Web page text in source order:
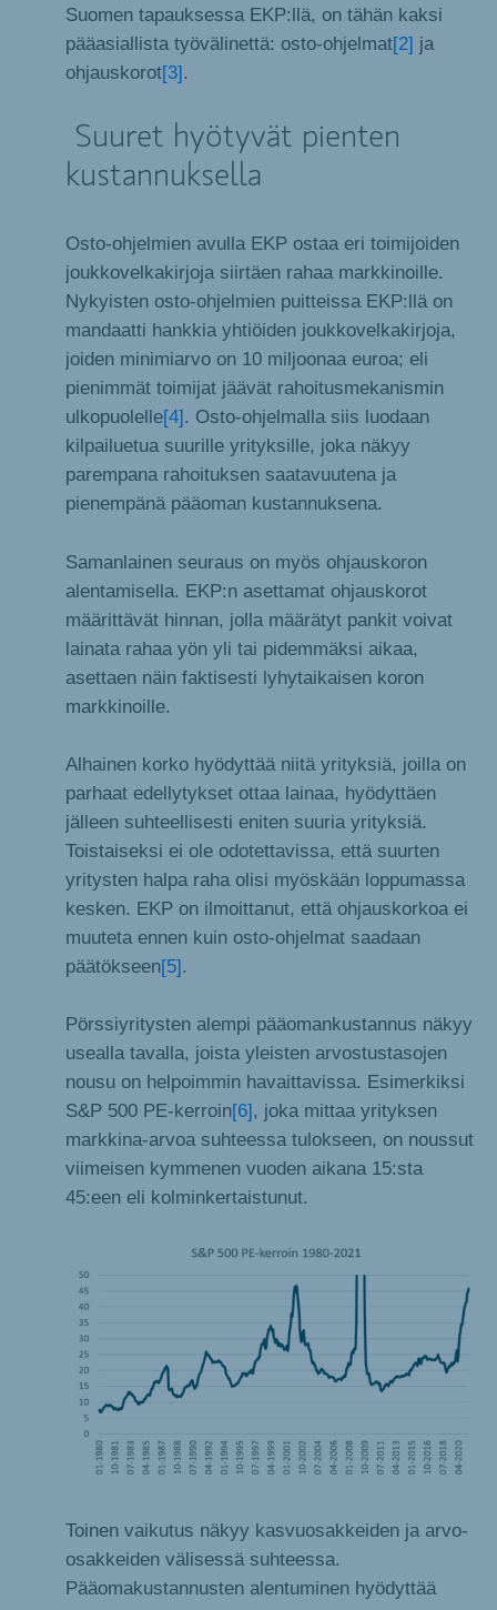
Suomen tapauksessa EKP:llä, on tähän kaksi
pääasiallista työvälinettä: osto-ohjelmat[2] ja
ohjauskorot[3]
Suuret hyötyvät pienten
kustannuksella
Osto-ohjelmien avulla EKP ostaa eri toimijoiden
joukkovelkakirjoja siirtäen rahaa markkinoille.
Nykyisten osto-ohjelmien puitteissa EKP:llä on
mandaatti hankkia yhtiöiden joukkovelkakirjoja,
joiden minimiarvo on 10 miljoonaa euroa; eli
pienimmät toimijat jäävät rahoitusmekanismin
ulkopuolelle[4]. Osto-ohjelmalla siis luodaan
kilpailuetua suurille yrityksille, joka näkyy
parempana rahoituksen saatavuutena ja
pienempänä pääoman kustannuksena.
Samanlainen seuraus on myös ohjauskoron
alentamisella. EKP:n asettamat ohjauskorot
määrittävät hinnan, jolla määrätyt pankit voivat
lainata rahaa yön yli tai pidemmäksi aikaa,
asettaen näin faktisesti lyhytaikaisen koron
markkinoille.
Alhainen korko hyödyttää niitä yrityksiä, joilla on
parhaat edellytykset ottaa lainaa, hyödyttäen
jälleen suhteellisesti eniten suuria yrityksiä.
Toistaiseksi ei ole odotettavissa, että suurten
yritysten halpa raha olisi myöskään loppumassa
kesken. EKP on ilmoittanut, että ohjauskorkoa ei
muuteta ennen kuin osto-ohjelmat saadaan
päätökseen[5].
Pörssiyritysten alempi pääomankustannus näkyy
usealla tavalla, joista yleisten arvostustasojen
nousu on helpoimmin havaittavissa. Esimerkiksi
S&P 500 PE-kerroin[6] , joka mittaa yrityksen
markkina-arvoa suhteessa tulokseen, on noussut
viimeisen kymmenen vuoden aikana 15:sta
45:een eli kolminkertaistunut.
Toinen vaikutus näkyy kasvuosakkeiden ja arvo-
osakkeiden välisessä suhteessa.
Pääomakustannusten alentuminen hyödyttää